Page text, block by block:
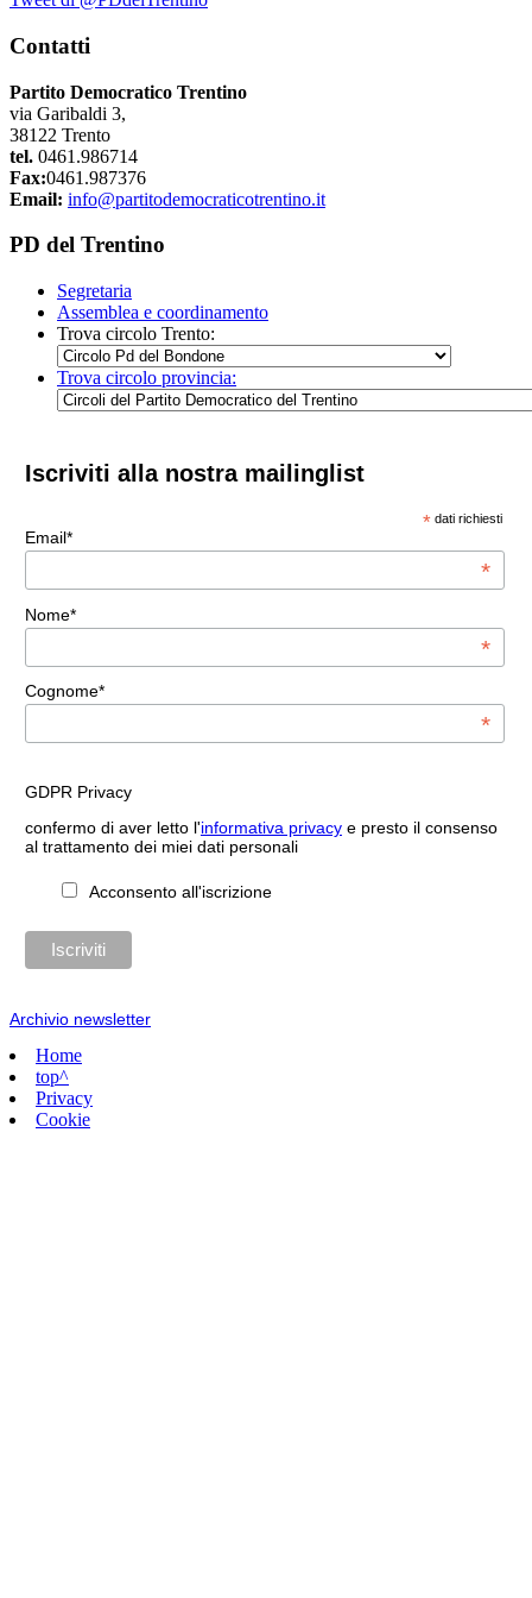
Contatti
Partito Democratico Trentino
via Garibaldi 3,
38122 Trento
tel. 0461.986714
Fax:0461.987376
Email: info@partitodemocraticotrentino.it
PD del Trentino
Segretaria
Assemblea e coordinamento
Trova circolo Trento:
Trova circolo provincia:
Iscriviti alla nostra mailinglist
* dati richiesti
Email*
*
Nome*
*
Cognome*
*
GDPR Privacy
confermo di aver letto l'informativa privacye presto il consenso
al trattamento dei miei dati personali
Acconsento all'iscrizione
Archivio newsletter
Home
top^
Privacy
Cookie